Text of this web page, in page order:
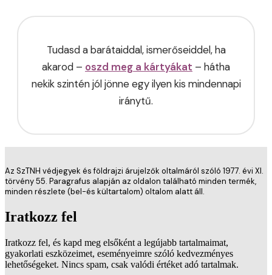
Tudasd a barátaiddal, ismerőseiddel, ha
akarod – oszd meg a kártyákat – hátha
nekik szintén jól jönne egy ilyen kis mindennapi
iránytű.
Az SzTNH védjegyek és földrajzi árujelzők oltalmáról szóló 1977. évi XI.
törvény 55. Paragrafus alapján az oldalon található minden termék,
minden részlete (bel-és kültartalom) oltalom alatt áll.
Iratkozz fel
Iratkozz fel, és kapd meg elsőként a legújabb tartalmaimat,
gyakorlati eszközeimet, eseményeimre szóló kedvezményes
lehetőségeket. Nincs spam, csak valódi értéket adó tartalmak.